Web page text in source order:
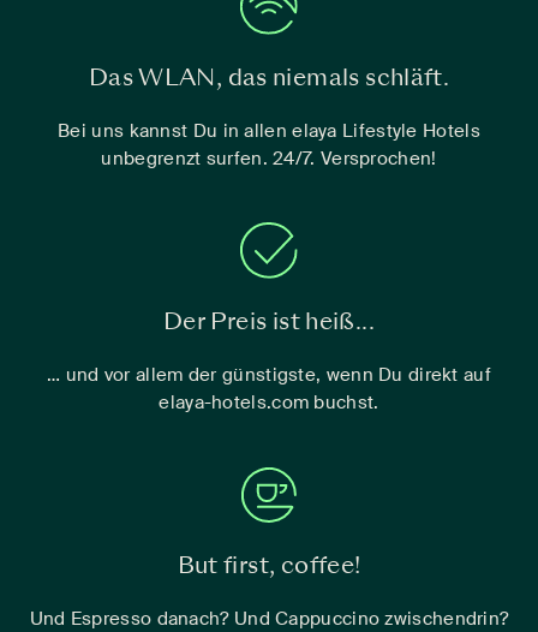
Das WLAN, das niemals schläft.
Bei uns kannst Du in allen elaya Lifestyle Hotels
unbegrenzt surfen. 24/7. Versprochen!
Der Preis ist heiß...
… und vor allem der günstigste, wenn Du direkt auf
elaya-hotels.com buchst.
But first, coffee!
Und Espresso danach? Und Cappuccino zwischendrin?